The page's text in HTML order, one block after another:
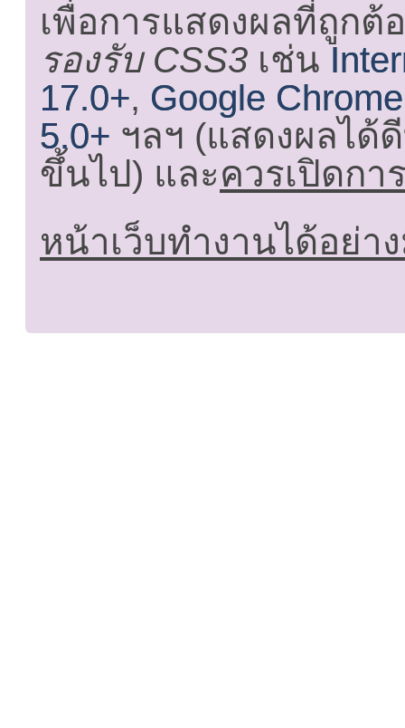
เพื่อการแสดงผลที่ถูกต้
รองรับ CSS3 เช่น
17.0+, Google
5.0+ ฯลฯ (แสดงผลได้
ขึ้นไป) และควรเปิดกา
หน้าเว็บทำงานได้อย่า